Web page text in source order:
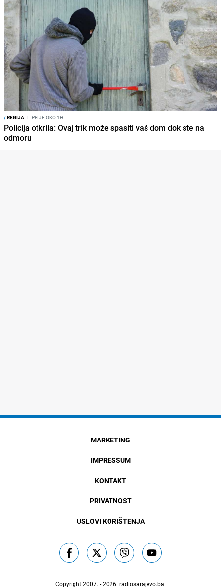
/REGIJA I PRIJE OKO 1H
Policija otkrila: Ovaj trik može spasiti vaš dom dok ste na
odmoru
MARKETING
IMPRESSUM
KONTAKT
PRIVATNOST
USLOVI KORIŠTENJA
Copyright 2007. - 2026. radiosarajevo.ba.